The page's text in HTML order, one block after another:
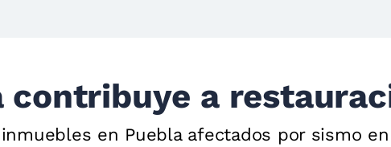
contribuye a
en Puebla afectados por sismo